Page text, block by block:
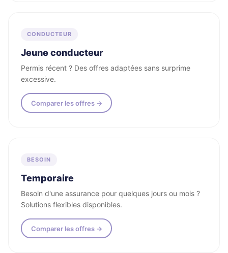
CONDUCTEUR
Jeune conducteur
Permis récent ? Des offres adaptées sans surprime
excessive.
Comparer les offres →
BESOIN
Temporaire
Besoin d'une assurance pour quelques jours ou mois ?
Solutions flexibles disponibles.
Comparer les offres →